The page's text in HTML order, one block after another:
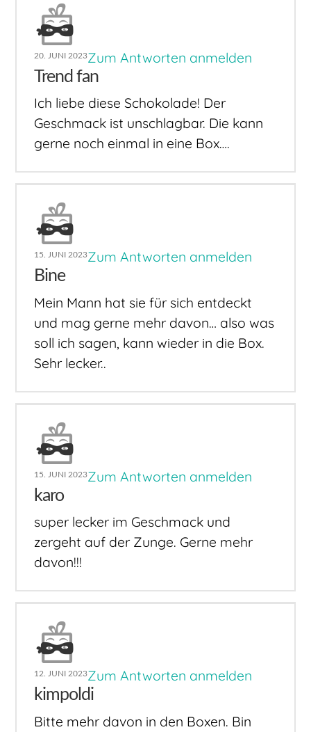
20. JUNI 2023Zum Antworten anmelden
Trend fan
Ich liebe diese Schokolade! Der
Geschmack ist unschlagbar. Die kann
gerne noch einmal in eine Box….
15. JUNI 2023Zum Antworten anmelden
Bine
Mein Mann hat sie für sich entdeckt
und mag gerne mehr davon… also was
soll ich sagen, kann wieder in die Box.
Sehr lecker..
15. JUNI 2023Zum Antworten anmelden
karo
super lecker im Geschmack und
zergeht auf der Zunge. Gerne mehr
davon!!!
12. JUNI 2023Zum Antworten anmelden
kimpoldi
Bitte mehr davon in den Boxen. Bin